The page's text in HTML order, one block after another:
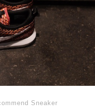
Sneaker